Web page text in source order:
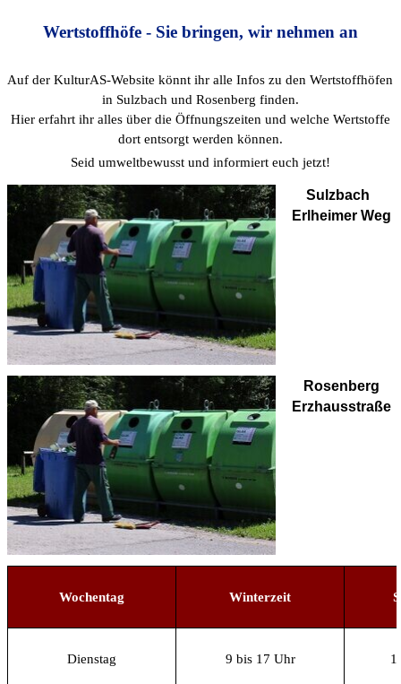
Wertstoffhöfe - Sie bringen, wir nehmen an
Auf der KulturAS-Website könnt ihr alle Infos zu den Wertstoffhöfen
in Sulzbach und Rosenberg finden.
Hier erfahrt ihr alles über die Öffnungszeiten und welche Wertstoffe
dort entsorgt werden können.
Seid umweltbewusst und informiert euch jetzt!
Sulzbach
Erlheimer Weg
Rosenberg
Erzhausstraße
Wochentag Winterzeit
Dienstag 9 bis 17 Uhr